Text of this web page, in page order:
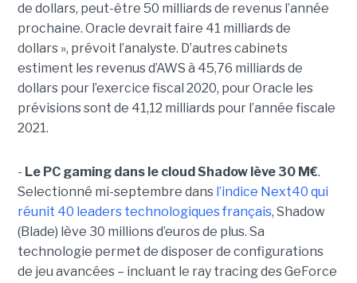
de dollars, peut-être 50 milliards de revenus l’année
prochaine. Oracle devrait faire 41 milliards de
dollars », prévoit l’analyste. D’autres cabinets
estiment les revenus d’AWS à 45,76 milliards de
dollars pour l’exercice fiscal 2020, pour Oracle les
prévisions sont de 41,12 milliards pour l’année fiscale
2021.
- Le PC gaming dans le cloud Shadow lève 30 M€.
Selectionné mi-septembre dans l’indice Next40 qui
réunit 40 leaders technologiques français, Shadow
(Blade) lève 30 millions d’euros de plus. Sa
technologie permet de disposer de configurations
de jeu avancées – incluant le ray tracing des GeForce